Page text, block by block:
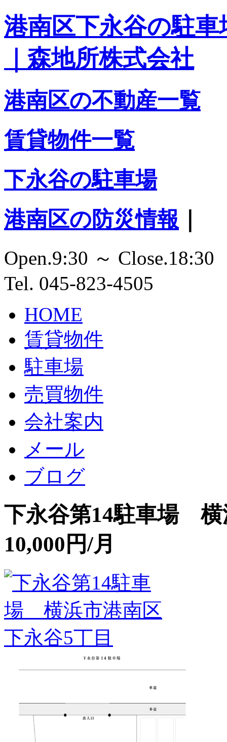
港南区下永谷の駐
｜森地所株式会社
港南区の不動産一覧
賃貸物件一覧
下永谷の駐車場
港南区の防災情報
Open.9:30 ～ Close.18:30
Tel. 045-823-4505
HOME
賃貸物件
駐車場
売買物件
会社案内
メール
ブログ
下永谷第14駐車場 横
10,000円/月